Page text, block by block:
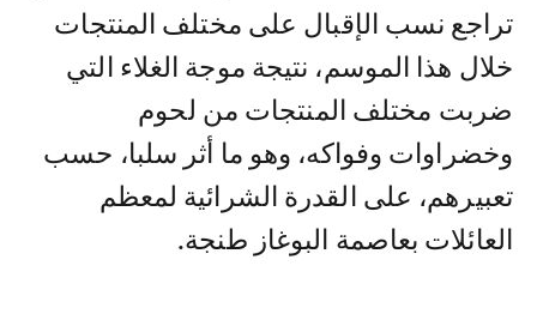
تراجع نسب الإقبال على مختلف المنتجات
خلال هذا الموسم، نتيجة موجة الغلاء التي
ضربت مختلف المنتجات من لحوم
وخضراوات وفواكه، وهو ما أثر سلبا، حسب
تعبيرهم، على القدرة الشرائية لمعظم
العائلات بعاصمة البوغاز طنجة.